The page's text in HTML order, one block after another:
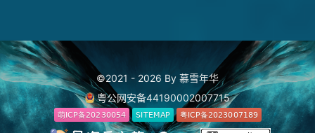
©2021 - 2026 By 慕雪年华
粤公网安备44190002007715